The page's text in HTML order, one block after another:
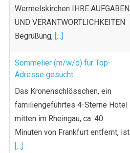
Wermelskirchen IHRE AUFGABEN
UND VERANTWORTLICHKEITEN
Begrüßung, [...]
Sommelier (m/w/d) für Top-
Adresse gesucht
Das Kronenschlösschen, ein
familiengeführtes 4-Sterne Hotel
mitten im Rheingau, ca. 40
Minuten von Frankfurt entfernt, ist
[...]